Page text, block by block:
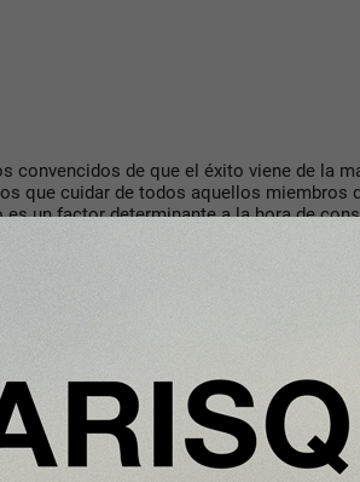
convencidos de que el éxito viene de la
que cuidar de todos aquellos miembros
es un factor determinante a la hora de
este artículo: